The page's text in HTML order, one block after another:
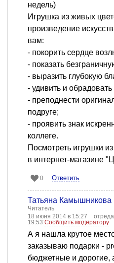
недель)
Игрушка из живых
произведение
вам:
- покорить сердце
- показать
- выразить глубокую
- удивить и
- преподнести
подруге;
- проявить знак
коллеге.
Посмотреть игрушки
в интернет-магазине
0 Ответить
Татьяна Камышникова
Читатель
18 июня 2014 в 15:27
19:53Сообщить модератору
А я нашла крутое
заказываю подарки -
бюджетные и дорогие,